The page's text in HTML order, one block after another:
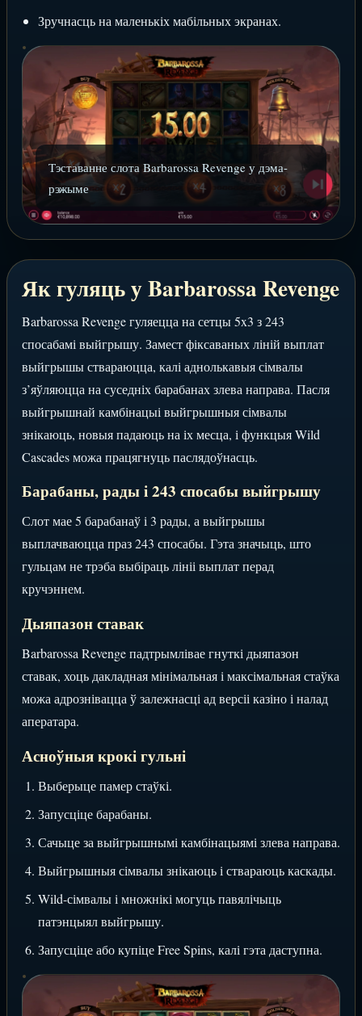
Зручнасць на маленькіх мабільных экранах.
Тэставанне слота Barbarossa Revenge у дэма-
рэжыме
Як гуляць у Barbarossa Revenge
Barbarossa Revenge гуляецца на сетцы 5x3 з 243
спосабамі выйгрышу. Замест фіксаваных ліній выплат
выйгрышы ствараюцца, калі аднолькавыя сімвалы
з’яўляюцца на суседніх барабанах злева направа. Пасля
выйгрышнай камбінацыі выйгрышныя сімвалы
знікаюць, новыя падаюць на іх месца, і функцыя Wild
Cascades можа працягнуць паслядоўнасць.
Барабаны, рады і 243 спосабы выйгрышу
Слот мае 5 барабанаў і 3 рады, а выйгрышы
выплачваюцца праз 243 спосабы. Гэта значыць, што
гульцам не трэба выбіраць лініі выплат перад
кручэннем.
Дыяпазон ставак
Barbarossa Revenge падтрымлівае гнуткі дыяпазон
ставак, хоць дакладная мінімальная і максімальная стаўка
можа адрознівацца ў залежнасці ад версіі казіно і налад
аператара.
Асноўныя крокі гульні
Выберыце памер стаўкі.
Запусціце барабаны.
Сачыце за выйгрышнымі камбінацыямі злева направа.
Выйгрышныя сімвалы знікаюць і ствараюць каскады.
Wild-сімвалы і множнікі могуць павялічыць
патэнцыял выйгрышу.
Запусціце або купіце Free Spins, калі гэта даступна.